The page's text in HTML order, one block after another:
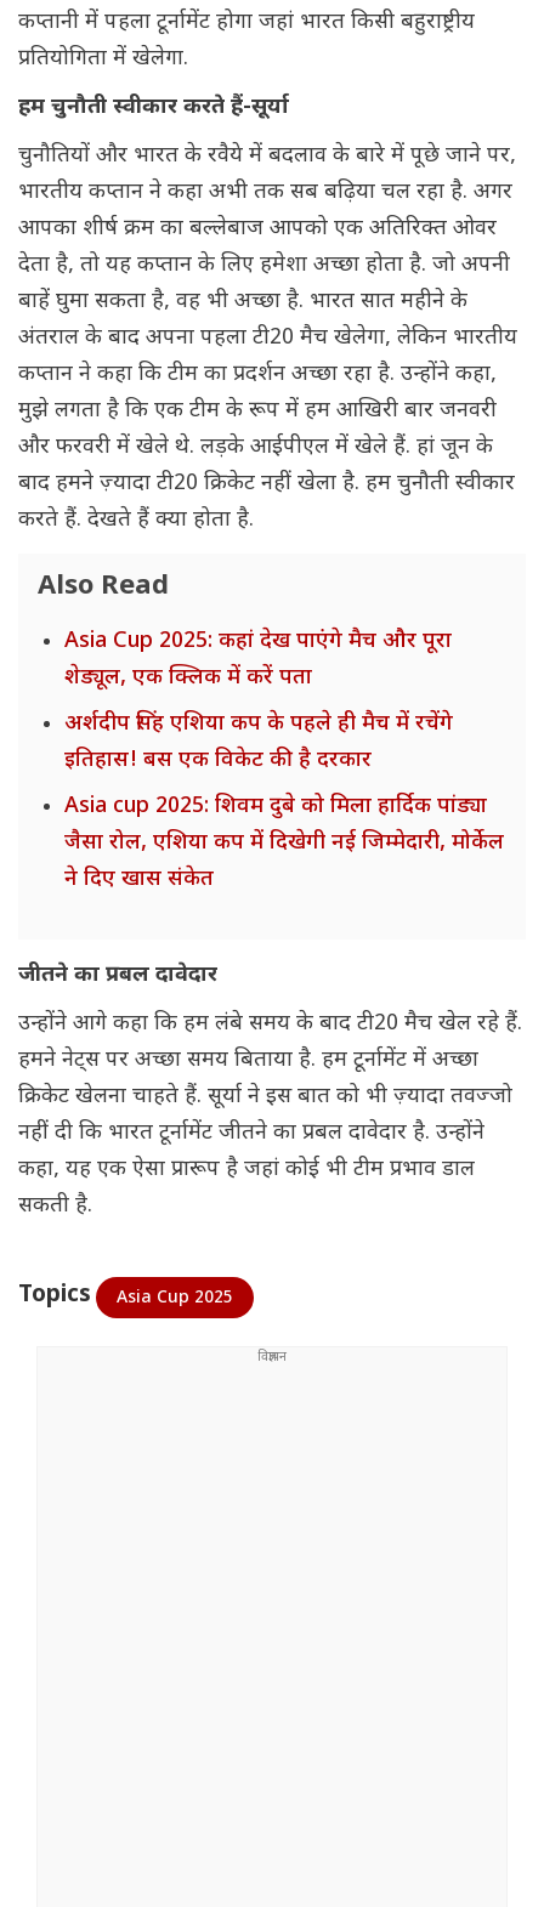
कप्तानी में पहला टूर्नामेंट होगा जहां भारत किसी बहुराष्ट्रीय
प्रतियोगिता में खेलेगा.
हम चुनौती स्वीकार करते हैं-सूर्या
चुनौतियों और भारत के रवैये में बदलाव के बारे में पूछे जाने पर,
भारतीय कप्तान ने कहा अभी तक सब बढ़िया चल रहा है. अगर
आपका शीर्ष क्रम का बल्लेबाज आपको एक अतिरिक्त ओवर
देता है, तो यह कप्तान के लिए हमेशा अच्छा होता है. जो अपनी
बाहें घुमा सकता है, वह भी अच्छा है. भारत सात महीने के
अंतराल के बाद अपना पहला टी20 मैच खेलेगा, लेकिन भारतीय
कप्तान ने कहा कि टीम का प्रदर्शन अच्छा रहा है. उन्होंने कहा,
मुझे लगता है कि एक टीम के रूप में हम आखिरी बार जनवरी
और फरवरी में खेले थे. लड़के आईपीएल में खेले हैं. हां जून के
बाद हमने ज़्यादा टी20 क्रिकेट नहीं खेला है. हम चुनौती स्वीकार
करते हैं. देखते हैं क्या होता है.
Also Read
Asia Cup 2025: कहां देख पाएंगे मैच और पूरा
शेड्यूल, एक क्लिक में करें पता
अर्शदीप सिंह एशिया कप के पहले ही मैच में रचेंगे
इतिहास! बस एक विकेट की है दरकार
Asia cup 2025: शिवम दुबे को मिला हार्दिक पांड्या
जैसा रोल, एशिया कप में दिखेगी नई जिम्मेदारी, मोर्केल
ने दिए खास संकेत
जीतने का प्रबल दावेदार
उन्होंने आगे कहा कि हम लंबे समय के बाद टी20 मैच खेल रहे हैं.
हमने नेट्स पर अच्छा समय बिताया है. हम टूर्नामेंट में अच्छा
क्रिकेट खेलना चाहते हैं. सूर्या ने इस बात को भी ज़्यादा तवज्जो
नहीं दी कि भारत टूर्नामेंट जीतने का प्रबल दावेदार है. उन्होंने
कहा, यह एक ऐसा प्रारूप है जहां कोई भी टीम प्रभाव डाल
सकती है.
Topics Asia Cup 2025